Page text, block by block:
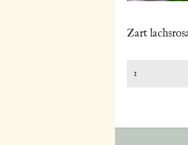
Zart